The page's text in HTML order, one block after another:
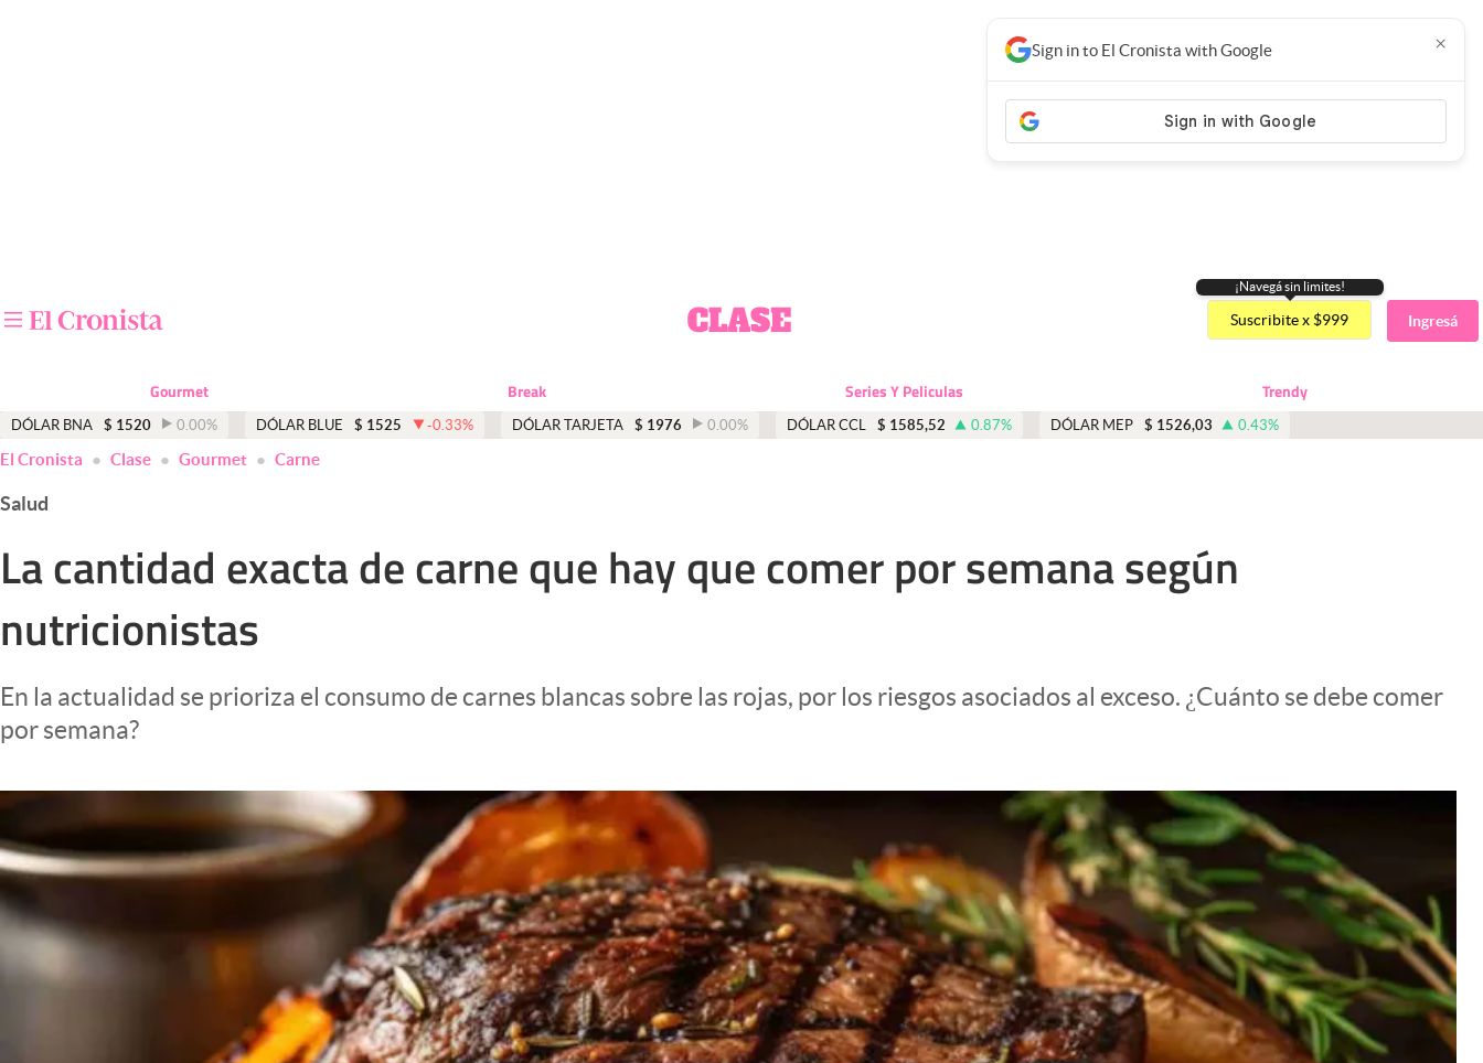
Otras secciones
Apertura
Infotechnology
Clima
Mundial 2026
¡Navegá sin limites!
Suscribite x $999 Ingresá
Gourmet Break Series Y Peliculas Trendy
DÓLAR BNA $ 1520 0.00% DÓLAR BLUE $ 1525 -0.33% DÓLAR TARJETA $ 1976 0.00% DÓLAR CCL $ 1585,52 0.87% DÓLAR MEP $ 1526,03 0.43%
Sign in to El Cronista with Google ×
El Cronista Clase Gourmet Carne
Salud
La cantidad exacta de carne que hay que comer por semana según
nutricionistas
En la actualidad se prioriza el consumo de carnes blancas sobre las rojas, por los riesgos asociados al exceso. ¿Cuánto se debe comer
por semana?